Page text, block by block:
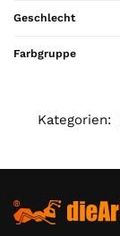
0
Geschlecht
Farbgruppe
Kategorien: